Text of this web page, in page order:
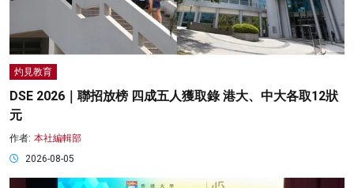
灼見教育
DSE 2026｜聯招放榜 四成五人獲取錄 港大、中大各取12狀
元
作者: 本社編輯部
2026-08-05